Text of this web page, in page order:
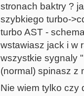
stronach baktry ?
szybkiego turbo-
turbo AST -
wstawiasz jack i w
wszystkie sygnaly
(normal) spinasz z
Nie wiem tylko czy